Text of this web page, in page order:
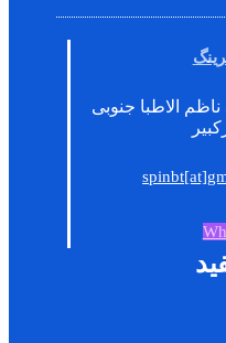
الاطبا جنوبی